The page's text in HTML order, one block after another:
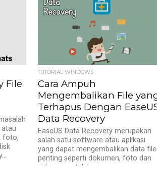
File
foto,
TUTORIAL WINDOWS
Cara Ampuh
Mengembalikan File
Terhapus Dengan
Data Recovery
EaseUS Data Recovery merupakan
salah satu software atau aplikasi
yang dapat mengembalikan data file
penting seperti dokumen, foto dan
video yang telah...